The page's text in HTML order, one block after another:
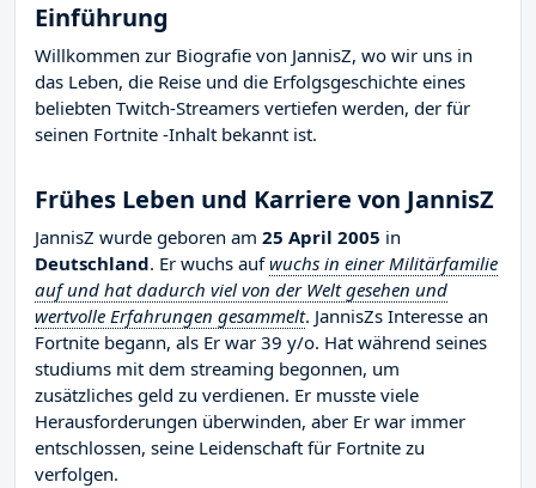
Einführung
Willkommen zur Biografie von JannisZ, wo wir uns in
das Leben, die Reise und die Erfolgsgeschichte eines
beliebten Twitch-Streamers vertiefen werden, der für
seinen Fortnite -Inhalt bekannt ist.
Frühes Leben und Karriere von JannisZ
JannisZ wurde geboren am 25 April 2005 in
Deutschland. Er wuchs aufwuchs in einer Militärfamilie
auf und hat dadurch viel von der Welt gesehen und
wertvolle Erfahrungen gesammelt. JannisZs Interesse an
Fortnite begann, als Er war 39 y/o. Hat während seines
studiums mit dem streaming begonnen, um
zusätzliches geld zu verdienen. Er musste viele
Herausforderungen überwinden, aber Er war immer
entschlossen, seine Leidenschaft für Fortnite zu
verfolgen.